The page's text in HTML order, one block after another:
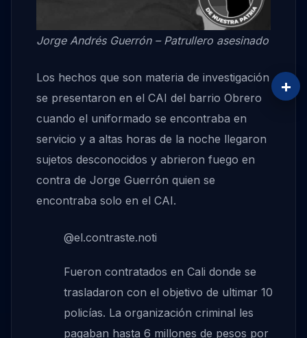
Jorge Andrés Guerrón – Patrullero asesinado
Los hechos que son materia de investigación
se presentaron en el CAI del barrio Obrero
cuando el uniformado se encontraba en
servicio y a altas horas de la noche llegaron
sujetos desconocidos y abrieron fuego en
contra de Jorge Guerrón quien se
encontraba solo en el CAI.
@el.contraste.noti
Fueron contratados en Cali donde se
trasladaron con el objetivo de ultimar 10
policías. La organización criminal les
pagaban hasta 6 millones de pesos por
+